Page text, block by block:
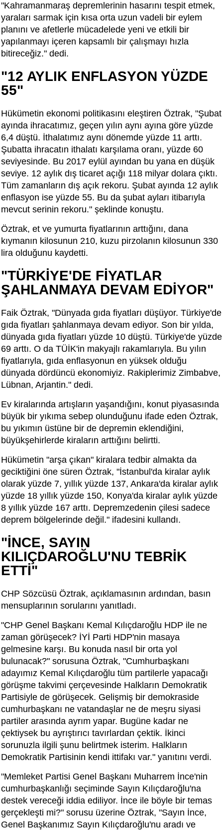
"Kahramanmaraş depremlerinin hasarını tespit etmek,
yaraları sarmak için kısa orta uzun vadeli bir eylem
planını ve afetlerle mücadelede yeni ve etkili bir
yapılanmayı içeren kapsamlı bir çalışmayı hızla
bitireceğiz." dedi.
"12 AYLIK ENFLASYON YÜZDE
55"
Hükümetin ekonomi politikasını eleştiren Öztrak, "Şubat
ayında ihracatımız, geçen yılın aynı ayına göre yüzde
6,4 düştü. İthalatımız aynı dönemde yüzde 11 arttı.
Şubatta ihracatın ithalatı karşılama oranı, yüzde 60
seviyesinde. Bu 2017 eylül ayından bu yana en düşük
seviye. 12 aylık dış ticaret açığı 118 milyar dolara çıktı.
Tüm zamanların dış açık rekoru. Şubat ayında 12 aylık
enflasyon ise yüzde 55. Bu da şubat ayları itibarıyla
mevcut serinin rekoru." şeklinde konuştu.
Öztrak, et ve yumurta fiyatlarının arttığını, dana
kıymanın kilosunun 210, kuzu pirzolanın kilosunun 330
lira olduğunu kaydetti.
"TÜRKİYE'DE FİYATLAR
ŞAHLANMAYA DEVAM EDİYOR"
Faik Öztrak, "Dünyada gıda fiyatları düşüyor. Türkiye'de
gıda fiyatları şahlanmaya devam ediyor. Son bir yılda,
dünyada gıda fiyatları yüzde 10 düştü. Türkiye'de yüzde
69 arttı. O da TÜİK'in makyajlı rakamlarıyla. Bu yılın
fiyatlarıyla, gıda enflasyonun en yüksek olduğu
dünyada dördüncü ekonomiyiz. Rakiplerimiz Zimbabve,
Lübnan, Arjantin." dedi.
Ev kiralarında artışların yaşandığını, konut piyasasında
büyük bir yıkıma sebep olunduğunu ifade eden Öztrak,
bu yıkımın üstüne bir de depremin eklendiğini,
büyükşehirlerde kiraların arttığını belirtti.
Hükümetin "arşa çıkan" kiralara tedbir almakta da
geciktiğini öne süren Öztrak, "İstanbul'da kiralar aylık
olarak yüzde 7, yıllık yüzde 137, Ankara'da kiralar aylık
yüzde 18 yıllık yüzde 150, Konya'da kiralar aylık yüzde
8 yıllık yüzde 167 arttı. Depremzedenin çilesi sadece
deprem bölgelerinde değil." ifadesini kullandı.
"İNCE, SAYIN
KILIÇDAROĞLU'NU TEBRİK
ETTİ"
CHP Sözcüsü Öztrak, açıklamasının ardından, basın
mensuplarının sorularını yanıtladı.
"CHP Genel Başkanı Kemal Kılıçdaroğlu HDP ile ne
zaman görüşecek? İYİ Parti HDP'nin masaya
gelmesine karşı. Bu konuda nasıl bir orta yol
bulunacak?" sorusuna Öztrak, "Cumhurbaşkanı
adayımız Kemal Kılıçdaroğlu tüm partilerle yapacağı
görüşme takvimi çerçevesinde Halkların Demokratik
Partisiyle de görüşecek. Gelişmiş bir demokraside
cumhurbaşkanı ne vatandaşlar ne de meşru siyasi
partiler arasında ayrım yapar. Bugüne kadar ne
çektiysek bu ayrıştırıcı tavırlardan çektik. İkinci
sorunuzla ilgili şunu belirtmek isterim. Halkların
Demokratik Partisinin kendi ittifakı var." yanıtını verdi.
"Memleket Partisi Genel Başkanı Muharrem İnce'nin
cumhurbaşkanlığı seçiminde Sayın Kılıçdaroğlu'na
destek vereceği iddia ediliyor. İnce ile böyle bir temas
gerçekleşti mi?" sorusu üzerine Öztrak, "Sayın İnce,
Genel Başkanımız Sayın Kılıçdaroğlu'nu aradı ve